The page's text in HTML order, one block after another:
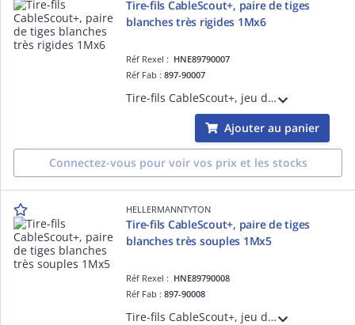
Tire-fils CableScout+, paire de tiges
blanches très rigides 1Mx6
Réf Rexel : HNE89790007
Réf Fab :897-90007
Tire-fils CableScout+, jeu de 2 rallonges de forte rigidité, plastique + fibre de verre, Bleu, longueur 1000 mm, diamètre 6 mm
Ajouter au panier
Connectez-vous pour voir vos prix et les stocks
HELLERMANNTYTON
Tire-fils CableScout+, paire de tiges
blanches très souples 1Mx5
Réf Rexel : HNE89790008
Réf Fab :897-90008
Tire-fils CableScout+, jeu de 2 rallonges très souples, nylon, Blanc, longueur 1000 mm, diamètre 5 mm